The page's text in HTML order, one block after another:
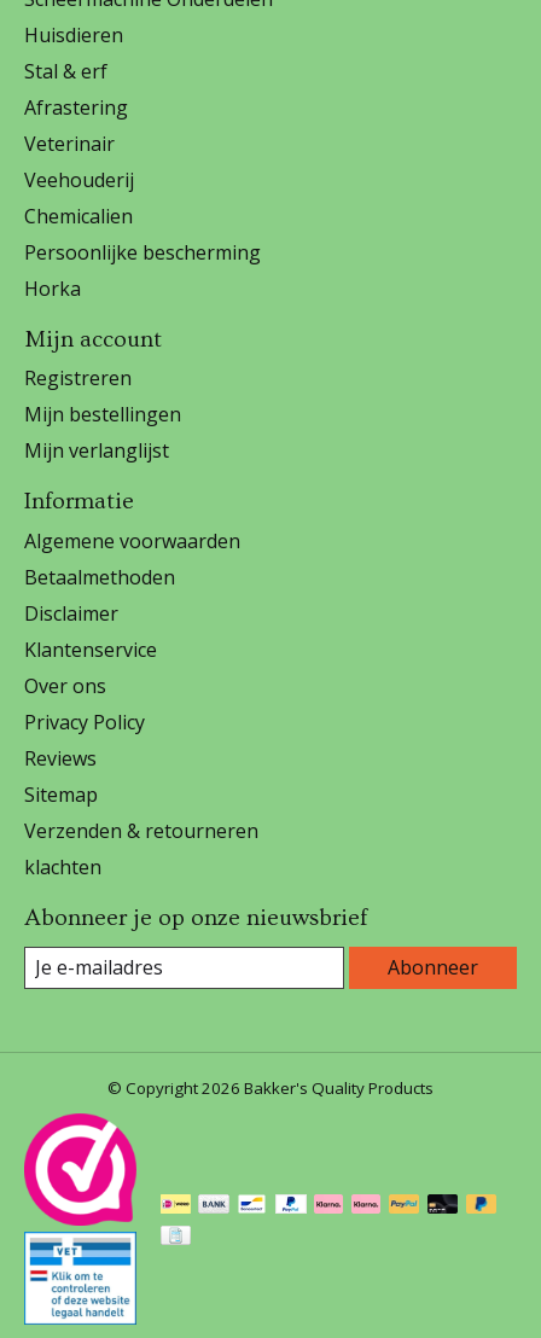
Huisdieren
Stal & erf
Afrastering
Veterinair
Veehouderij
Chemicalien
Persoonlijke bescherming
Horka
Mijn account
Registreren
Mijn bestellingen
Mijn verlanglijst
Informatie
Algemene voorwaarden
Betaalmethoden
Disclaimer
Klantenservice
Over ons
Privacy Policy
Reviews
Sitemap
Verzenden & retourneren
klachten
Abonneer je op onze nieuwsbrief
Abonneer
© Copyright 2026 Bakker's Quality Products